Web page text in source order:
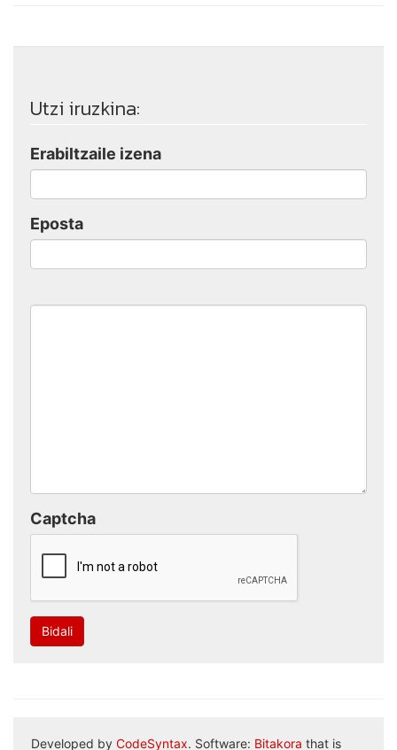
Utzi iruzkina:
Erabiltzaile izena
Eposta
Captcha
Bidali
Developed by CodeSyntax. Software: Bitakora that is